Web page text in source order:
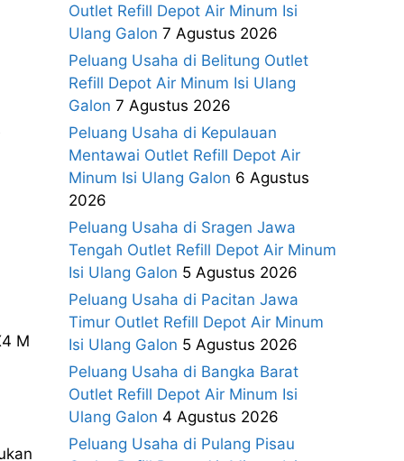
M
Outlet Refill Depot Air Minum Isi
Ulang Galon 7 Agustus 2026
Peluang Usaha di Belitung Outlet
Refill Depot Air Minum Isi Ulang
Galon 7 Agustus 2026
Peluang Usaha di Kepulauan
Mentawai Outlet Refill Depot Air
Minum Isi Ulang Galon 6 Agustus
2026
Peluang Usaha di Sragen Jawa
Tengah Outlet Refill Depot Air Minum
Isi Ulang Galon 5 Agustus 2026
Peluang Usaha di Pacitan Jawa
Timur Outlet Refill Depot Air Minum
Isi Ulang Galon 5 Agustus 2026
Peluang Usaha di Bangka Barat
Outlet Refill Depot Air Minum Isi
Ulang Galon 4 Agustus 2026
Peluang Usaha di Pulang Pisau